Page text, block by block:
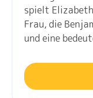
spielt
Frau, die
und eine